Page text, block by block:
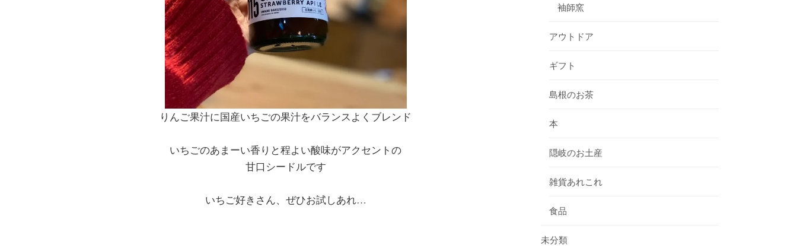
りんご果汁に国産いちごの果汁をバランスよくブレンド
いちごのあまーい香りと程よい酸味がアクセントの
甘口シードルです
いちご好きさん、ぜひお試しあれ…
袖師窯
アウトドア
ギフト
島根のお茶
本
隠岐のお土産
雑貨あれこれ
食品
未分類